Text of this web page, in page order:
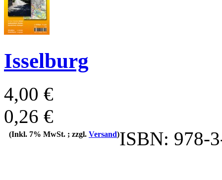
Isselburg
4,00 €
0,26 €
(Inkl. 7% MwSt. ; zzgl. Versand)ISBN: 978-